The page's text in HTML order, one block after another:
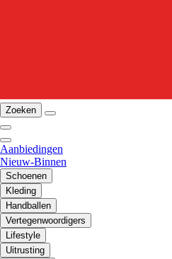
Zoeken
Aanbiedingen
Nieuw-Binnen
Schoenen
Kleding
Handballen
Vertegenwoordigers
Lifestyle
Uitrusting